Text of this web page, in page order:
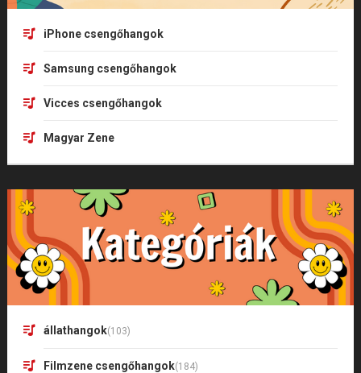
iPhone csengőhangok
Samsung csengőhangok
Vicces csengőhangok
Magyar Zene
állathangok(103)
Filmzene csengőhangok(184)